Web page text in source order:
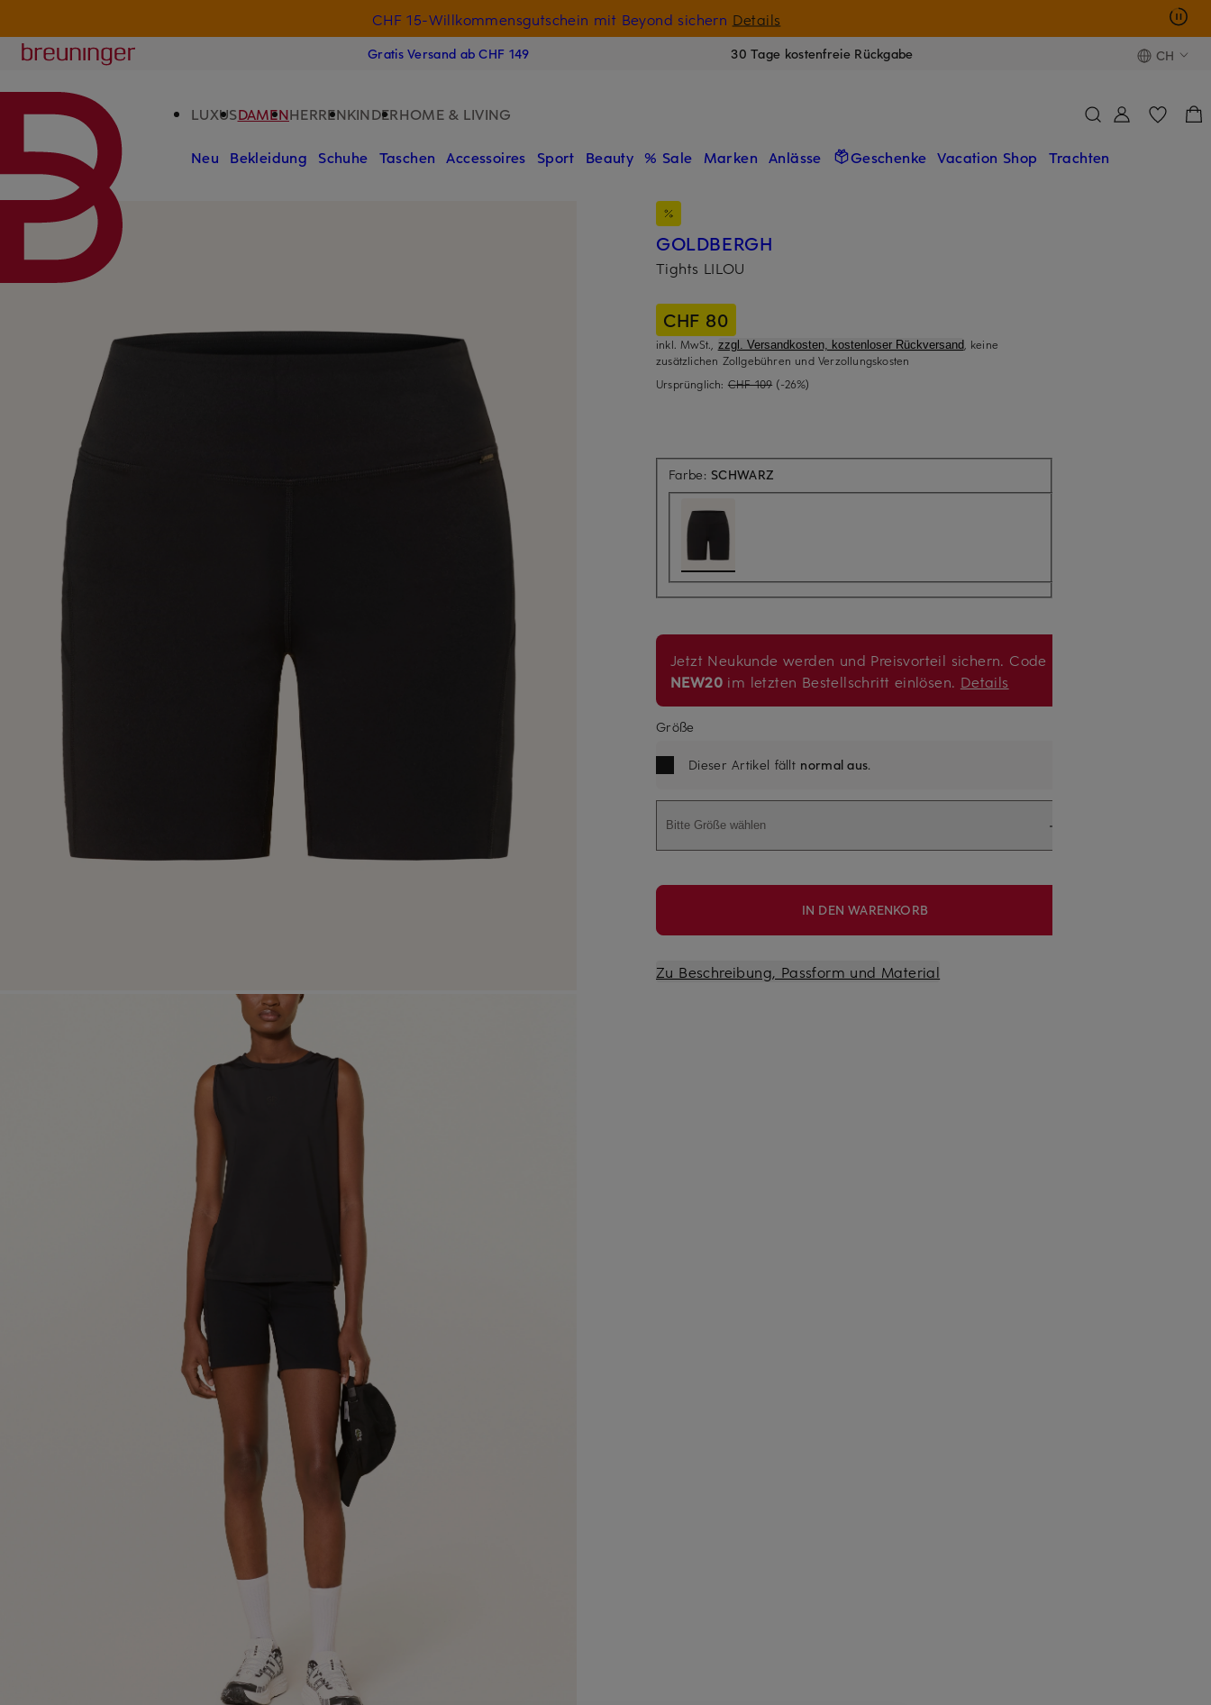
CHF 15-Willkommensgutschein mit Beyond sichern Details
Breuninger
Gratis Versand ab CHF 149 30 Tage kostenfreie Rückgabe CH
LUXUSDAMENHERRENKINDERHOME & LIVING
Neu Bekleidung Schuhe Taschen Accessoires Sport Beauty % Sale Marken Anlässe Geschenke Vacation Shop Trachten
GOLDBERGH
Tights LILOU
CHF 80
inkl. MwSt., zzgl. Versandkosten, kostenloser Rückversand, keine
zusätzlichen Zollgebühren und Verzollungskosten
Ursprünglich: CHF 109 (-26%)
Farbe: SCHWARZ
Jetzt Neukunde werden und Preisvorteil sichern. Code
NEW20 im letzten Bestellschritt einlösen. Details
Größe
Dieser Artikel fällt normal aus.
Bitte Größe wählen
IN DEN WARENKORB
Zu Beschreibung, Passform und Material